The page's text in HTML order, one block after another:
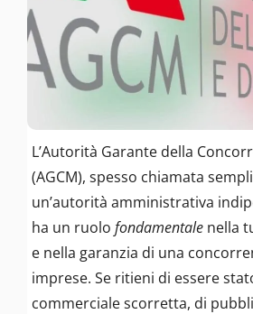
L’Autorità Garante della
(AGCM), spesso chiamata
un’autorità amministrativa
ha un ruolo fondamentale nella
e nella garanzia di una
imprese. Se ritieni di essere
commerciale scorretta, di